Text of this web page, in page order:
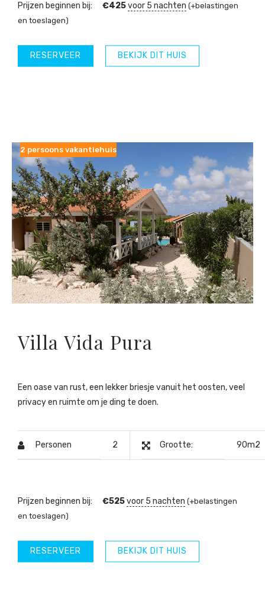
Prijzen beginnen bij: €425voor 5 nachten (+belastingen
en toeslagen)
BEKIJK DIT HUIS
RESERVEER
2 persoons vakantiehuis
Villa Vida Pura
Een oase van rust, een lekker briesje vanuit het oosten, veel
privacy en ruimte om je ding te doen.
Personen 2 Grootte: 90m2
Prijzen beginnen bij: €525voor 5 nachten (+belastingen
en toeslagen)
BEKIJK DIT HUIS
RESERVEER